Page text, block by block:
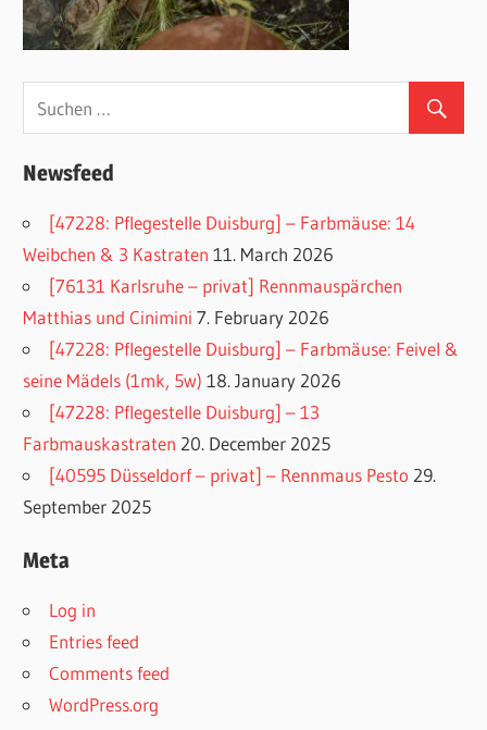
Newsfeed
[47228: Pflegestelle Duisburg] – Farbmäuse: 14
Weibchen & 3 Kastraten 11. March 2026
[76131 Karlsruhe – privat] Rennmauspärchen
Matthias und Cinimini 7. February 2026
[47228: Pflegestelle Duisburg] – Farbmäuse: Feivel &
seine Mädels (1mk, 5w) 18. January 2026
[47228: Pflegestelle Duisburg] – 13
Farbmauskastraten 20. December 2025
[40595 Düsseldorf – privat] – Rennmaus Pesto 29.
September 2025
Meta
Log in
Entries feed
Comments feed
WordPress.org